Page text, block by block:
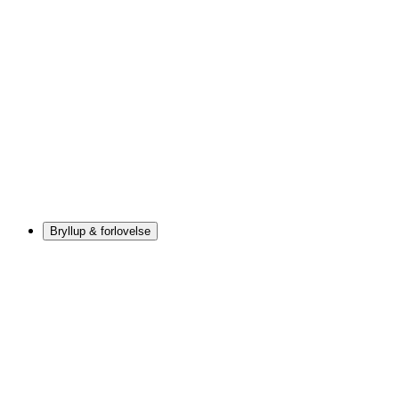
Bryllup & forlovelse